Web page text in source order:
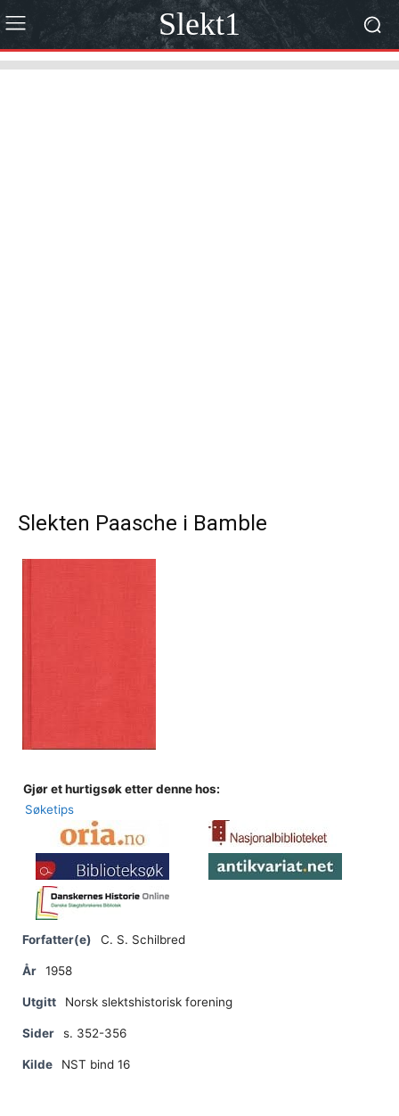
Slekt1
Slekten Paasche i Bamble
Gjør et hurtigsøk etter denne hos:
Søketips
Forfatter(e) C. S. Schilbred
År 1958
Utgitt Norsk slektshistorisk forening
Sider s. 352-356
Kilde NST bind 16